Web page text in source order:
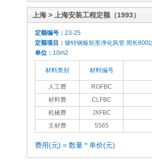
上海 > 上海安装工程定额（1993）
定额编号： 23-25
定额项目： 镀锌钢板矩形净化风管 周长800
单位： 10m2
材料类别 材料编号
人工费 RGFBC
材料费
CLFBC
机械费
JXFBC
主材费
5565
费用(元) = 数量 * 单价(元)